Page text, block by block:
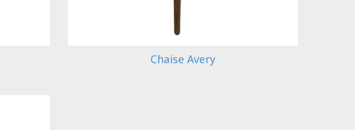
Chaise Avery